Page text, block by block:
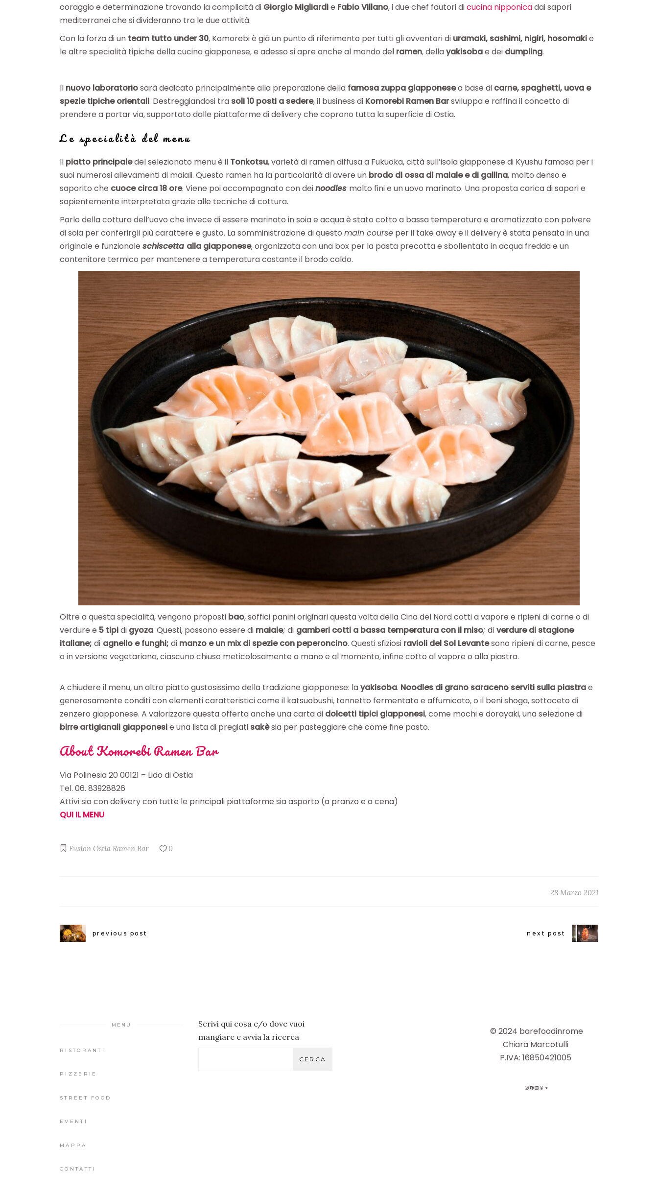
coraggio e determinazione trovando la complicità di Giorgio Migliardie Fabio Villano, i due chef fautori dicucina nipponicadai sapori
mediterranei che si divideranno tra le due attività.
Con la forza di un team tutto under 30, Komorebi è già un punto di riferimento per tutti gli avventori di uramaki, sashimi, nigiri, hosomakie
le altre specialità tipiche della cucina giapponese, e adesso si apre anche al mondo del ramen, dellayakisobae dei dumpling.
Il nuovo laboratoriosarà dedicato principalmente alla preparazione della famosa zuppa giapponesea base di carne, spaghetti, uova e
spezie tipiche orientali. Destreggiandosi tra soli 10 posti a sedere, il business di Komorebi Ramen Barsviluppa e raffina il concetto di
prendere a portar via, supportato dalle piattaforme di delivery che coprono tutta la superficie di Ostia.
Le specialità del menu
Il piatto principaledel selezionato menu è il Tonkotsu, varietà di ramen diffusa a Fukuoka, città sull’isola giapponese di Kyushu famosa per i
suoi numerosi allevamenti di maiali. Questo ramen ha la particolarità di avere un brodo di ossa di maiale e di gallina, molto denso e
saporito che cuoce circa 18 ore. Viene poi accompagnato con deinoodles molto fini e un uovo marinato. Una proposta carica di sapori e
sapientemente interpretata grazie alle tecniche di cottura.
Parlo della cottura dell’uovo che invece di essere marinato in soia e acqua è stato cotto a bassa temperatura e aromatizzato con polvere
di soia per conferirgli più carattere e gusto. La somministrazione di questo main course per il take away e il delivery è stata pensata in una
originale e funzionale schiscetta alla giapponese, organizzata con una box per la pasta precotta e sbollentata in acqua fredda e un
contenitore termico per mantenere a temperatura costante il brodo caldo.
Oltre a questa specialità, vengono proposti bao, soffici panini originari questa volta della Cina del Nord cotti a vapore e ripieni di carne o di
verdure e 5 tipidi gyoza. Questi, possono essere di maiale; di gamberi cotti a bassa temperatura con il miso; di verdure di stagione
italiane; di agnello e funghi; di manzo e un mix di spezie con peperoncino. Questi sfiziosi ravioli del Sol Levantesono ripieni di carne, pesce
o in versione vegetariana, ciascuno chiuso meticolosamente a mano e al momento, infine cotto al vapore o alla piastra.
A chiudere il menu, un altro piatto gustosissimo della tradizione giapponese: layakisoba. Noodles di grano saraceno serviti sulla piastrae
generosamente conditi con elementi caratteristici come il katsuobushi, tonnetto fermentato e affumicato, o il beni shoga, sottaceto di
zenzero giapponese. A valorizzare questa offerta anche una carta di dolcetti tipici giapponesi, come mochi e dorayaki, una selezione di
birre artigianali giapponesie una lista di pregiati sakèsia per pasteggiare che come fine pasto.
About Komorebi Ramen Bar
Via Polinesia 20 00121 – Lido di Ostia
Tel. 06. 83928826
Attivi sia con delivery con tutte le principali piattaforme sia asporto (a pranzo e a cena)
QUI IL MENU
Fusion Ostia Ramen Bar 0
28 Marzo 2021
previous post next post
MENU
RISTORANTI
PIZZERIE
STREET FOOD
EVENTI
MAPPA
CONTATTI
Scrivi qui cosa e/o dove vuoi
mangiare e avvia la ricerca
CERCA
© 2024 barefoodinrome
Chiara Marcotulli
P.IVA: 16850421005
INSTAGRAM
FACEBOOK
LINKEDIN
THREADS
TELEGRAM